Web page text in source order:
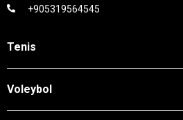
+905319564545
Tenis
Voleybol